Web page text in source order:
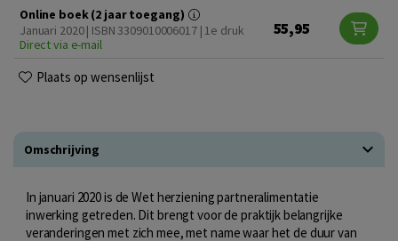
Online boek (2 jaar toegang)
Januari 2020 | ISBN 3309010006017 | 1e druk
Direct via e-mail
55,95
Plaats op wensenlijst
Omschrijving
In januari 2020 is de Wet herziening partneralimentatie
inwerking getreden. Dit brengt voor de praktijk belangrijke
veranderingen met zich mee, met name waar het de duur van